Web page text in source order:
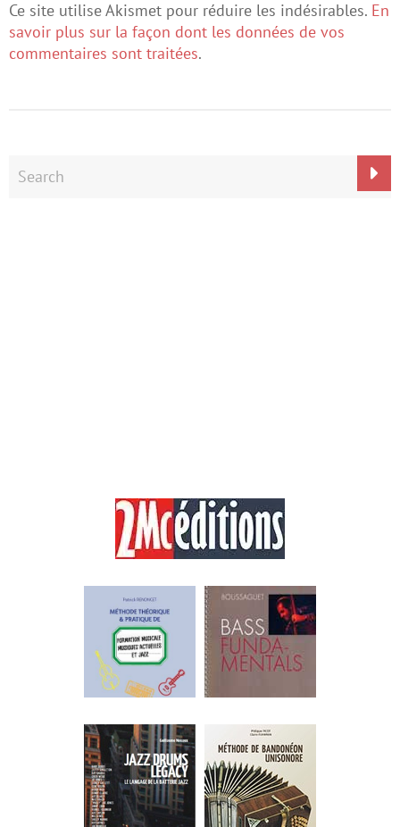
Ce site utilise Akismet pour réduire les indésirables. En
savoir plus sur la façon dont les données de vos
commentaires sont traitées.